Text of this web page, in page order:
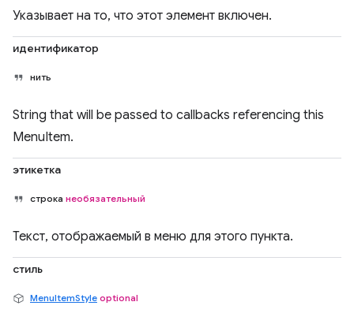
Указывает на то, что этот элемент включен.
идентификатор
нить
String that will be passed to callbacks referencing this
MenuItem.
этикетка
строка необязательный
Текст, отображаемый в меню для этого пункта.
стиль
MenuItemStyle optional